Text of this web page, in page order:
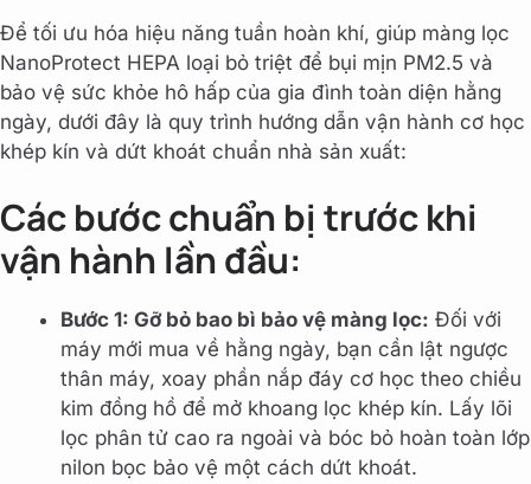
Để tối ưu hóa hiệu năng tuần hoàn khí, giúp màng lọc
NanoProtect HEPA loại bỏ triệt để bụi mịn PM2.5 và
bảo vệ sức khỏe hô hấp của gia đình toàn diện hằng
ngày, dưới đây là quy trình hướng dẫn vận hành cơ học
khép kín và dứt khoát chuẩn nhà sản xuất:
Các bước chuẩn bị trước khi
vận hành lần đầu:
Bước 1: Gỡ bỏ bao bì bảo vệ màng lọc: Đối với
máy mới mua về hằng ngày, bạn cần lật ngược
thân máy, xoay phần nắp đáy cơ học theo chiều
kim đồng hồ để mở khoang lọc khép kín. Lấy lõi
lọc phân tử cao ra ngoài và bóc bỏ hoàn toàn lớp
nilon bọc bảo vệ một cách dứt khoát.